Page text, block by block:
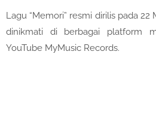
Lagu “Memori” resmi dirilis pada
dinikmati di berbagai platform
YouTube MyMusic Records.